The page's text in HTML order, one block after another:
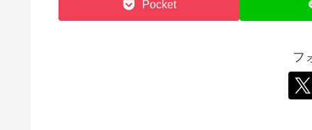
Pocket
フ